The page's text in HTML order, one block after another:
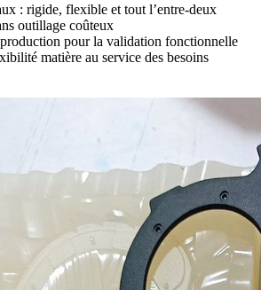
: rigide, flexible et tout l’entre-deux
outillage coûteux
pour la validation fonctionnelle
matière au service des besoins